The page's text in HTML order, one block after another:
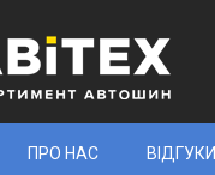
ПРО НАС ВІДГУКИ